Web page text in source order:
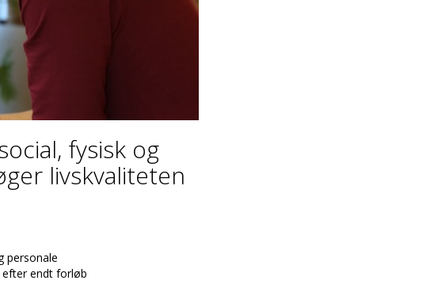
fysisk og
livskvaliteten
personale
endt forløb